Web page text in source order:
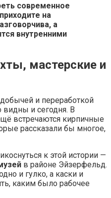
современное
на
а
внутренними
мастерские и
и переработкой
и сегодня. В
встречаются кирпичные
рассказали бы многое,
к этой истории —
в районе Эйзерфельд.
и гулко, а каски и
каким было рабочее